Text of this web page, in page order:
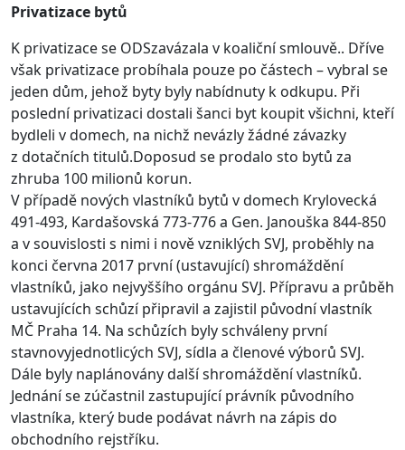
Privatizace bytů
K privatizace se ODSzavázala v koaliční smlouvě.. Dříve
však privatizace probíhala pouze po částech – vybral se
jeden dům, jehož byty byly nabídnuty k odkupu. Při
poslední privatizaci dostali šanci byt koupit všichni, kteří
bydleli v domech, na nichž nevázly žádné závazky
z dotačních titulů.Doposud se prodalo sto bytů za
zhruba 100 milionů korun.
V případě nových vlastníků bytů v domech Krylovecká
491-493, Kardašovská 773-776 a Gen. Janouška 844-850
a v souvislosti s nimi i nově vzniklých SVJ, proběhly na
konci června 2017 první (ustavující) shromáždění
vlastníků, jako nejvyššího orgánu SVJ. Přípravu a průběh
ustavujících schůzí připravil a zajistil původní vlastník
MČ Praha 14. Na schůzích byly schváleny první
stavnovyjednotlicých SVJ, sídla a členové výborů SVJ.
Dále byly naplánovány další shromáždění vlastníků.
Jednání se zúčastnil zastupující právník původního
vlastníka, který bude podávat návrh na zápis do
obchodního rejstříku.